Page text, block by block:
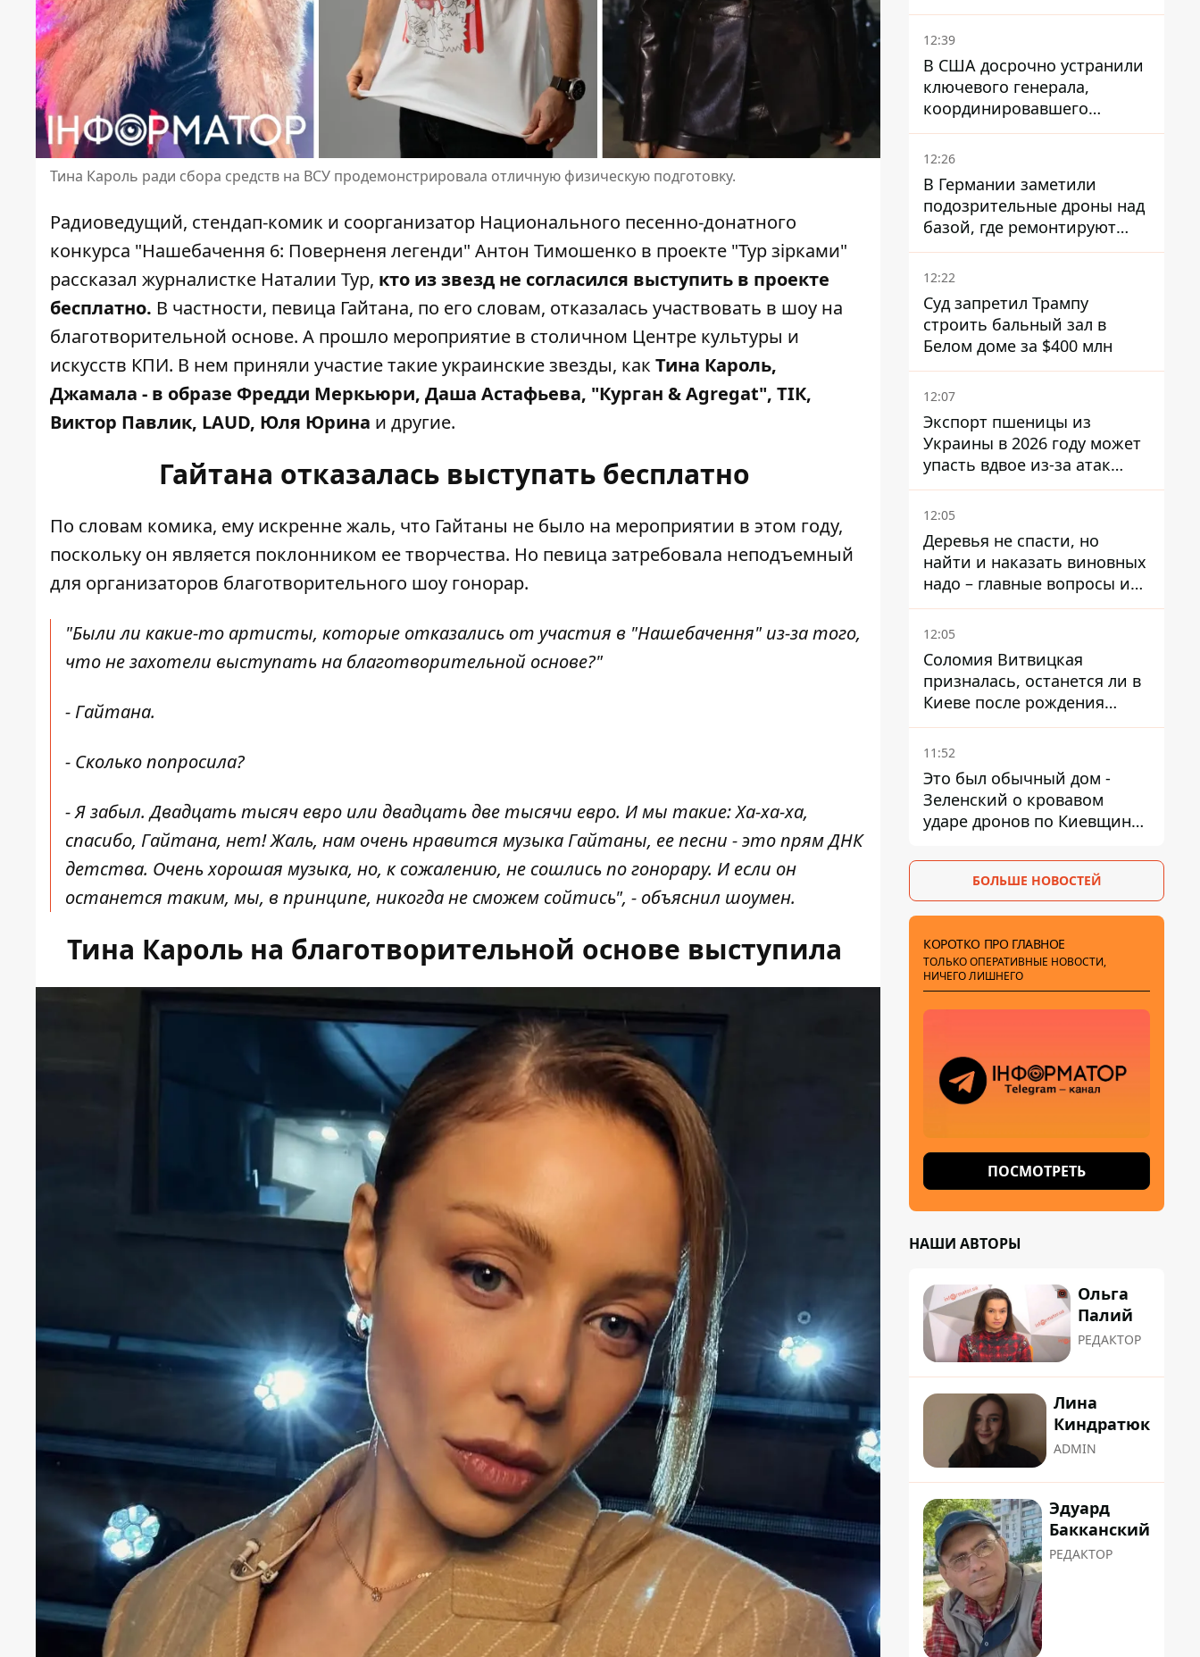
Тина Кароль ради сбора средств на ВСУ продемонстрировала отличную физическую подготовку.
Радиоведущий, стендап-комик и соорганизатор Национального песенно-донатного
конкурса "Нашебачення 6: Поверненя легенди" Антон Тимошенко в проекте "Тур зірками"
рассказал журналистке Наталии Тур, кто из звезд не согласился выступить в проекте
бесплатно. В частности, певица Гайтана, по его словам, отказалась участвовать в шоу на
благотворительной основе. А прошло мероприятие в столичном Центре культуры и
искусств КПИ. В нем приняли участие такие украинские звезды, как Тина Кароль,
Джамала - в образе Фредди Меркьюри, Даша Астафьева, "Курган & Agregat", ТІК,
Виктор Павлик, LAUD, Юля Юрина и другие.
Гайтана отказалась выступать бесплатно
По словам комика, ему искренне жаль, что Гайтаны не было на мероприятии в этом году,
поскольку он является поклонником ее творчества. Но певица затребовала неподъемный
для организаторов благотворительного шоу гонорар.
"Были ли какие-то артисты, которые отказались от участия в "Нашебачення" из-за того,
что не захотели выступать на благотворительной основе?"
- Гайтана.
- Сколько попросила?
- Я забыл. Двадцать тысяч евро или двадцать две тысячи евро. И мы такие: Ха-ха-ха,
спасибо, Гайтана, нет! Жаль, нам очень нравится музыка Гайтаны, ее песни - это прям ДНК
детства. Очень хорошая музыка, но, к сожалению, не сошлись по гонорару. И если он
останется таким, мы, в принципе, никогда не сможем сойтись", - объяснил шоумен.
Тина Кароль на благотворительной основе выступила
12:39
В США досрочно устранили
ключевого генерала,
координировавшего
поддержку Украины -
причину умалчивают
12:26
В Германии заметили
подозрительные дроны над
базой, где ремонтируют
Patriot - СМИ
12:22
Суд запретил Трампу
строить бальный зал в
Белом доме за $400 млн
12:07
Экспорт пшеницы из
Украины в 2026 году может
упасть вдвое из-за атак
россиян по портам
12:05
Деревья не спасти, но
найти и наказать виновных
надо – главные вопросы и
выводы из конфликта на
Теремках
12:05
Соломия Витвицкая
призналась, останется ли в
Киеве после рождения
ребенка
11:52
Это был обычный дом -
Зеленский о кровавом
ударе дронов по Киевщине,
бабушка и их малолетний
БОЛЬШЕ НОВОСТЕЙ
КОРОТКО ПРО ГЛАВНОЕ
ТОЛЬКО ОПЕРАТИВНЫЕ НОВОСТИ,
НИЧЕГО ЛИШНЕГО
ПОСМОТРЕТЬ
НАШИ АВТОРЫ
Ольга
Палий
РЕДАКТОР
Лина
Киндратюк
ADMIN
Эдуард
Бакканский
РЕДАКТОР